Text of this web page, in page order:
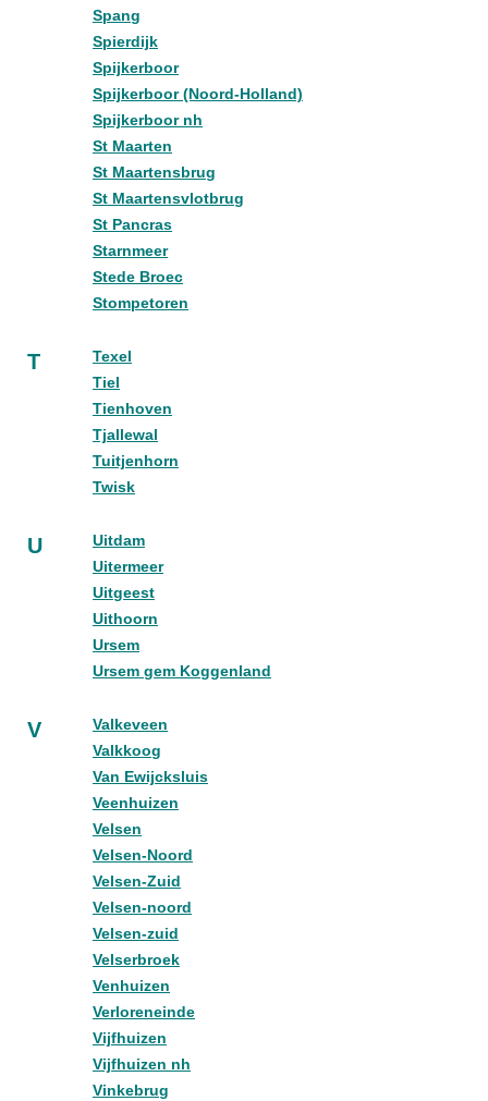
Spang
Spierdijk
Spijkerboor
Spijkerboor (Noord-Holland)
Spijkerboor nh
St Maarten
St Maartensbrug
St Maartensvlotbrug
St Pancras
Starnmeer
Stede Broec
Stompetoren
T
Texel
Tiel
Tienhoven
Tjallewal
Tuitjenhorn
Twisk
U
Uitdam
Uitermeer
Uitgeest
Uithoorn
Ursem
Ursem gem Koggenland
V
Valkeveen
Valkkoog
Van Ewijcksluis
Veenhuizen
Velsen
Velsen-Noord
Velsen-Zuid
Velsen-noord
Velsen-zuid
Velserbroek
Venhuizen
Verloreneinde
Vijfhuizen
Vijfhuizen nh
Vinkebrug